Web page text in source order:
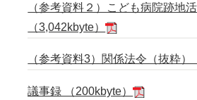
（参考資料２）こども病院跡地
（3,042kbyte）
（参考資料3）関係法令（抜粋）
議事録 （200kbyte）